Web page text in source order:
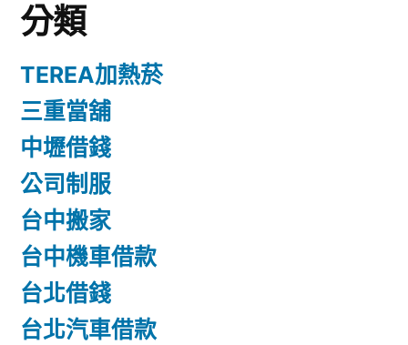
分類
TEREA加熱菸
三重當舖
中壢借錢
公司制服
台中搬家
台中機車借款
台北借錢
台北汽車借款